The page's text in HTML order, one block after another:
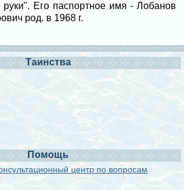
Его паспортное имя - Лобанов
род. в 1968 г.
Таинства
Помощь
центр по вопросам